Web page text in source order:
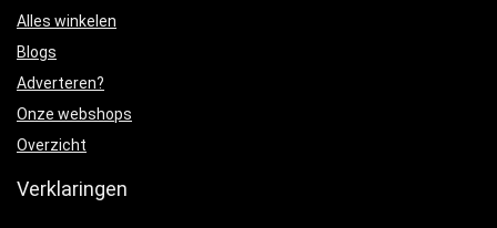
Alles winkelen
Blogs
Adverteren?
Onze webshops
Overzicht
Verklaringen